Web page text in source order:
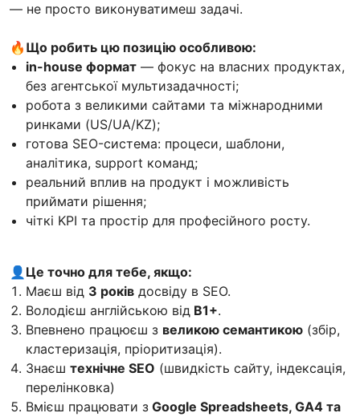
— не просто виконуватимеш задачі.
🔥Що робить цю позицію особливою:
in-house формат — фокус на власних продуктах,
без агентської мультизадачності;
робота з великими сайтами та міжнародними
ринками (US/UA/KZ);
готова SEO-система: процеси, шаблони,
аналітика, support команд;
реальний вплив на продукт і можливість
приймати рішення;
чіткі KPI та простір для професійного росту.
👤 Це точно для тебе, якщо:
Маєш від 3 років досвіду в SEO.
Володієш англійською від B1+.
Впевнено працюєш з великою семантикою (збір,
кластеризація, пріоритизація).
Знаєш технічне SEO (швидкість сайту, індексація,
перелінковка)
Вмієш працювати з Google Spreadsheets, GA4 та